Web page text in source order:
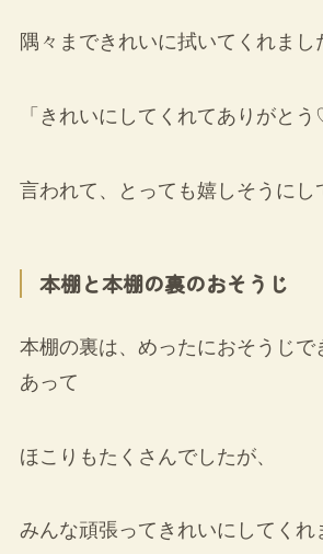
隅々まできれいに拭いてくれまし
「きれいにしてくれてありがと
言われて、とっても嬉しそうにし
本棚と本棚の裏のおそうじ
本棚の裏は、めったにおそうじで
あって
ほこりもたくさんでしたが、
みんな頑張ってきれいにしてくれ